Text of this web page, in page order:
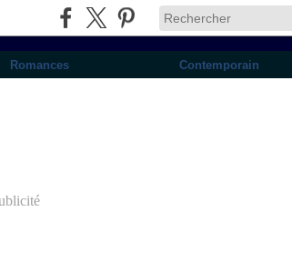
Romances Contemporain